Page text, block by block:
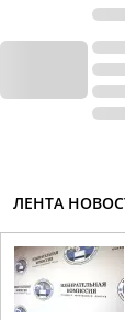
ЛЕНТА